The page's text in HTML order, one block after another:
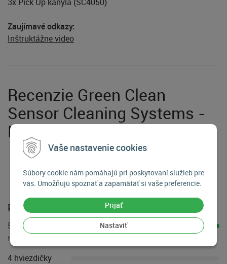
Vaše nastavenie cookies
Súbory cookie nám pomáhajú pri poskytovaní služieb pre
vás. Umožňujú spoznať a zapamätať si vaše preferencie.
Prijať
Nastaviť
Zaujímavé odkazy:
Inštruktážne video
Recenzie Green Clean
Sensor Cleaning Systems -
Non Full frame New
100% hodnotení:1
Prehľad hodnotenia
5 hviezdičiek
hodnotení:
4 hviezdičky